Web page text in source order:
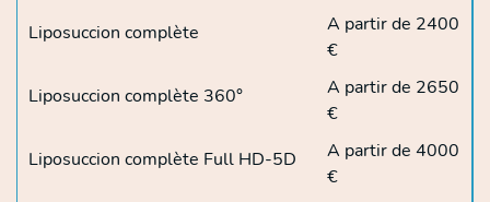
Liposuccion complète
A partir de 2400
€
Liposuccion complète 360°
A partir de 2650
€
Liposuccion complète Full HD-5D
A partir de 4000
€